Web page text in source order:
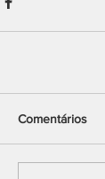
Comentários